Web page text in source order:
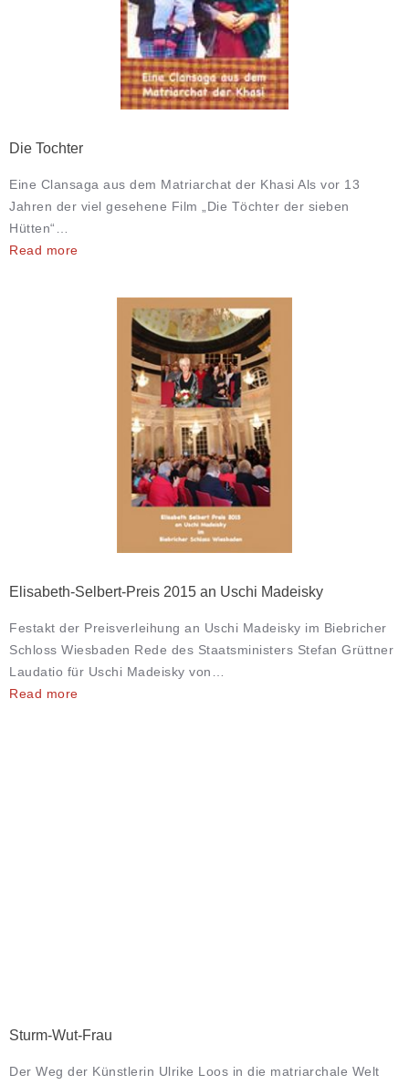
Die Tochter
Eine Clansaga aus dem Matriarchat der Khasi Als vor 13
Jahren der viel gesehene Film „Die Töchter der sieben
Hütten“…
Read more
Elisabeth-Selbert-Preis 2015 an Uschi Madeisky
Festakt der Preisverleihung an Uschi Madeisky im Biebricher
Schloss Wiesbaden Rede des Staatsministers Stefan Grüttner
Laudatio für Uschi Madeisky von…
Read more
Sturm-Wut-Frau
Der Weg der Künstlerin Ulrike Loos in die matriarchale Welt